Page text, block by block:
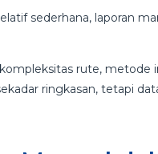
sederhana, laporan
rute, metode
ringkasan, tetapi